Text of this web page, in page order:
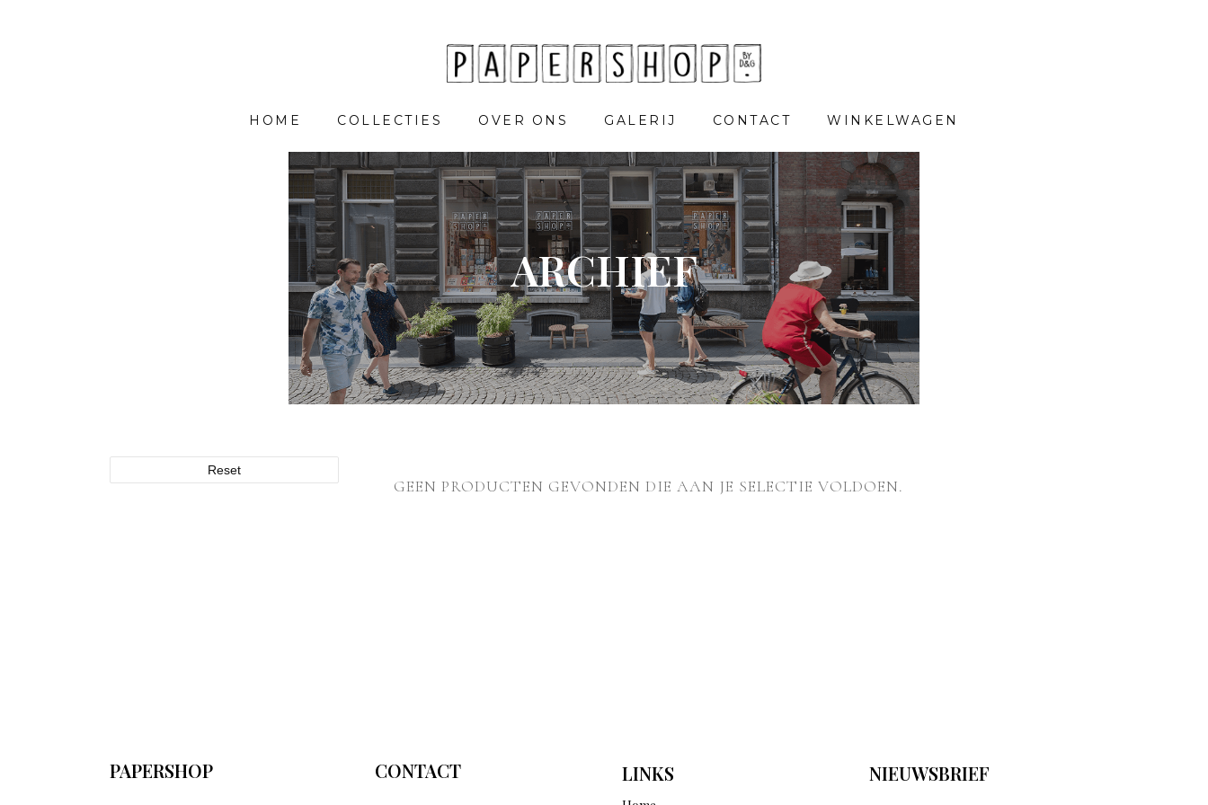
HOME COLLECTIES OVER ONS GALERIJ CONTACT WINKELWAGEN
ARCHIEF
Reset
GEEN PRODUCTEN GEVONDEN DIE AAN JE SELECTIE VOLDOEN.
PAPERSHOP CONTACT LINKS NIEUWSBRIEF